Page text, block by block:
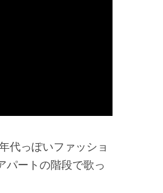
代っぽいファッショ
パートの階段で歌っ